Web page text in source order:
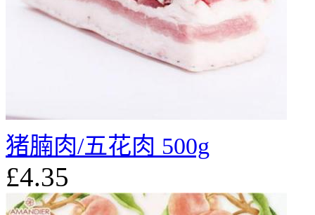
猪腩肉/五花肉 500g
£4.35